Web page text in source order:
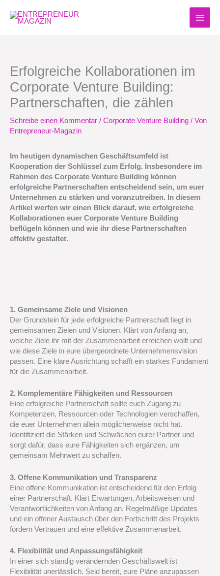
Inhalt
springen
Erfolgreiche Kollaborationen im
Corporate Venture Building:
Partnerschaften, die zählen
Schreibe einen Kommentar / Corporate Venture Building / Von
Entrepreneur-Magazin
Im heutigen dynamischen Geschäftsumfeld ist
Kooperation der Schlüssel zum Erfolg. Insbesondere im
Rahmen des Corporate Venture Building können
erfolgreiche Partnerschaften entscheidend sein, um euer
Unternehmen zu stärken und voranzutreiben. In diesem
Artikel werfen wir einen Blick darauf, wie erfolgreiche
Kollaborationen euer Corporate Venture Building
beflügeln können und wie ihr diese Partnerschaften
effektiv gestaltet.
1. Gemeinsame Ziele und Visionen
Der Grundstein für jede erfolgreiche Partnerschaft liegt in
gemeinsamen Zielen und Visionen. Klärt von Anfang an,
welche Ziele ihr mit der Zusammenarbeit erreichen wollt und
wie diese Ziele in eure übergeordnete Unternehmensvision
passen. Eine klare Ausrichtung schafft ein starkes Fundament
für die Zusammenarbeit.
2. Komplementäre Fähigkeiten und Ressourcen
Eine erfolgreiche Partnerschaft sollte euch Zugang zu
Kompetenzen, Ressourcen oder Technologien verschaffen,
die euer Unternehmen allein möglicherweise nicht hat.
Identifiziert die Stärken und Schwächen eurer Partner und
sorgt dafür, dass eure Fähigkeiten sich ergänzen, um
gemeinsam Mehrwert zu schaffen.
3. Offene Kommunikation und Transparenz
Eine offene Kommunikation ist entscheidend für den Erfolg
einer Partnerschaft. Klärt Erwartungen, Arbeitsweisen und
Verantwortlichkeiten von Anfang an. Regelmäßige Updates
und ein offener Austausch über den Fortschritt des Projekts
fördern Vertrauen und eine effektive Zusammenarbeit.
4. Flexibilität und Anpassungsfähigkeit
In einer sich ständig verändernden Geschäftswelt ist
Flexibilität unerlässlich. Seid bereit, eure Pläne anzupassen